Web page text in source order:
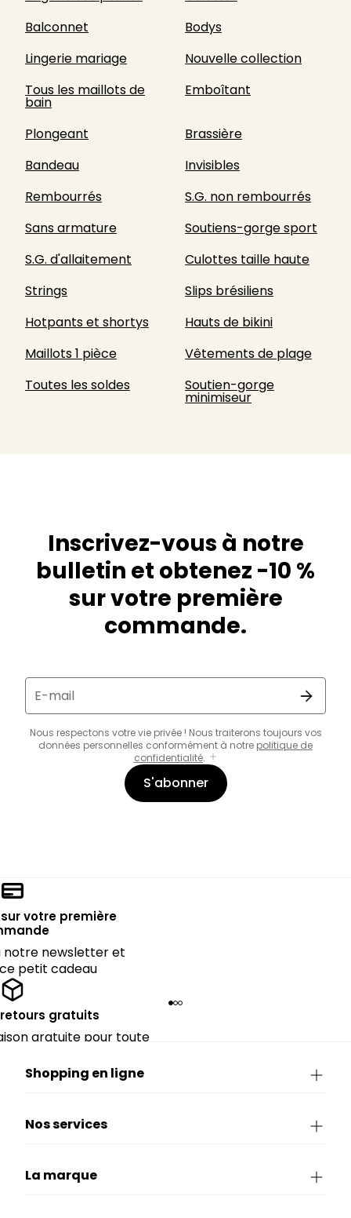
Balconnet
Bodys
Lingerie mariage
Nouvelle collection
Tous les maillots de
bain
Emboîtant
Plongeant
Brassière
Bandeau
Invisibles
Rembourrés
S.G. non rembourrés
Sans armature
Soutiens-gorge sport
S.G. d'allaitement
Culottes taille haute
Strings
Slips brésiliens
Hotpants et shortys
Hauts de bikini
Maillots 1 pièce
Vêtements de plage
Toutes les soldes
Soutien-gorge
minimiseur
Inscrivez-vous à notre
bulletin et obtenez -10 %
sur votre première
commande.
E-mail
Nous respectons votre vie privée ! Nous traiterons toujours vos
données personnelles conformément à notre politique de
confidentialité.
S'abonner
votre première
notre newsletter et
petit cadeau
gratuits
gratuite pour toute
Shopping en ligne
Nos services
La marque